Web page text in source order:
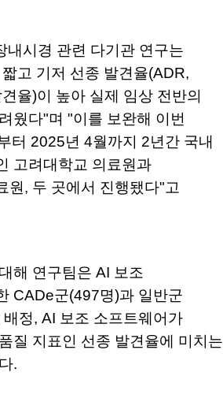
내시경 관련 다기관 연구는
고 기저 선종 발견율(ADR,
율)이 높아 실제 임상 전반의
웠다"며 "이를 보완해 이번
터 2025년 4월까지 2년간 국내
고려대학교 의료원과
원, 두 곳에서 진행됐다"고
해 연구팀은 AI 보조
CADe군(497명)과 일반군
정, AI 보조 소프트웨어가
질 지표인 선종 발견율에 미치는
.